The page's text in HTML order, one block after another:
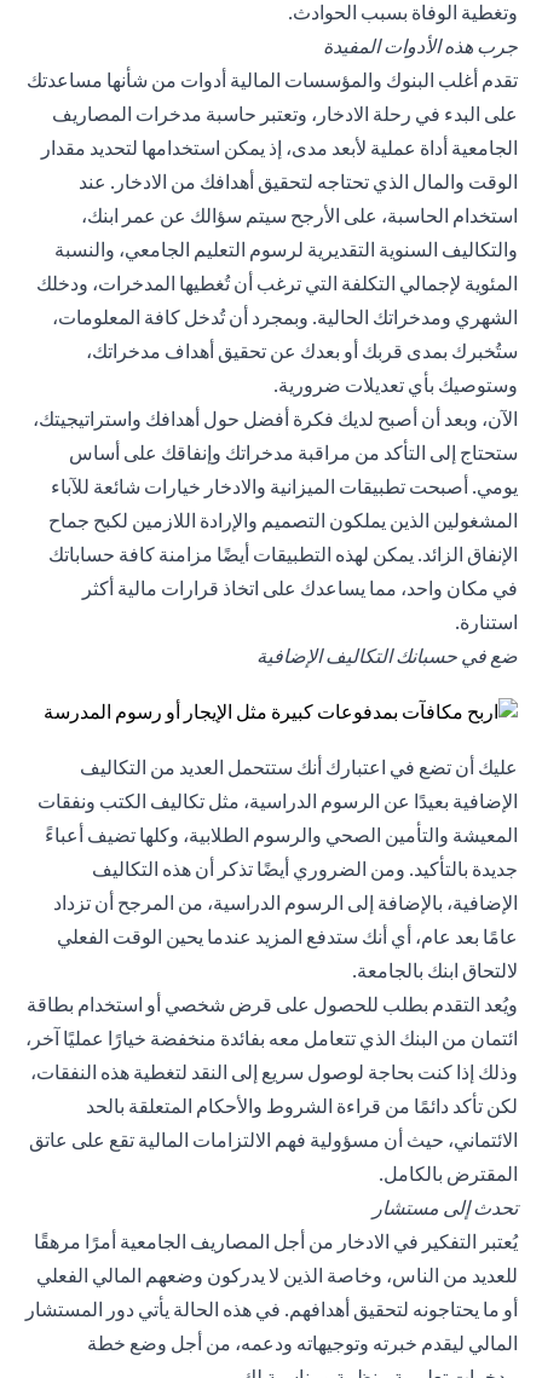
وتغطية الوفاة بسبب الحوادث.
جرب هذه الأدوات المفيدة
تقدم أغلب البنوك والمؤسسات المالية أدوات من شأنها مساعدتك
على البدء في رحلة الادخار، وتعتبر حاسبة مدخرات المصاريف
الجامعية أداة عملية لأبعد مدى، إذ يمكن استخدامها لتحديد مقدار
الوقت والمال الذي تحتاجه لتحقيق أهدافك من الادخار. عند
استخدام الحاسبة، على الأرجح سيتم سؤالك عن عمر ابنك،
والتكاليف السنوية التقديرية لرسوم التعليم الجامعي، والنسبة
المئوية لإجمالي التكلفة التي ترغب أن تُغطيها المدخرات، ودخلك
الشهري ومدخراتك الحالية. وبمجرد أن تُدخل كافة المعلومات،
ستُخبرك بمدى قربك أو بعدك عن تحقيق أهداف مدخراتك،
وستوصيك بأي تعديلات ضرورية.
الآن، وبعد أن أصبح لديك فكرة أفضل حول أهدافك واستراتيجيتك،
ستحتاج إلى التأكد من مراقبة مدخراتك وإنفاقك على أساس
يومي. أصبحت تطبيقات الميزانية والادخار خيارات شائعة للآباء
المشغولين الذين يملكون التصميم والإرادة اللازمين لكبح جماح
الإنفاق الزائد. يمكن لهذه التطبيقات أيضًا مزامنة كافة حساباتك
في مكان واحد، مما يساعدك على اتخاذ قرارات مالية أكثر
استنارة.
ضع في حسبانك التكاليف الإضافية
عليك أن تضع في اعتبارك أنك ستتحمل العديد من التكاليف
الإضافية بعيدًا عن الرسوم الدراسية، مثل تكاليف الكتب ونفقات
المعيشة والتأمين الصحي والرسوم الطلابية، وكلها تضيف أعباءً
جديدة بالتأكيد. ومن الضروري أيضًا تذكر أن هذه التكاليف
الإضافية، بالإضافة إلى الرسوم الدراسية، من المرجح أن تزداد
عامًا بعد عام، أي أنك ستدفع المزيد عندما يحين الوقت الفعلي
لالتحاق ابنك بالجامعة.
ويُعد التقدم بطلب للحصول على قرض شخصي أو استخدام بطاقة
ائتمان من البنك الذي تتعامل معه بفائدة منخفضة خيارًا عمليًا آخر،
وذلك إذا كنت بحاجة لوصول سريع إلى النقد لتغطية هذه النفقات،
لكن تأكد دائمًا من قراءة الشروط والأحكام المتعلقة بالحد
الائتماني، حيث أن مسؤولية فهم الالتزامات المالية تقع على عاتق
المقترض بالكامل.
تحدث إلى مستشار
يُعتبر التفكير في الادخار من أجل المصاريف الجامعية أمرًا مرهقًا
للعديد من الناس، وخاصة الذين لا يدركون وضعهم المالي الفعلي
أو ما يحتاجونه لتحقيق أهدافهم. في هذه الحالة يأتي دور المستشار
المالي ليقدم خبرته وتوجيهاته ودعمه، من أجل وضع خطة